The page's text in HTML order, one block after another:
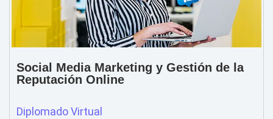
Social Media Marketing y Gestión de la
Reputación Online
Diplomado Virtual